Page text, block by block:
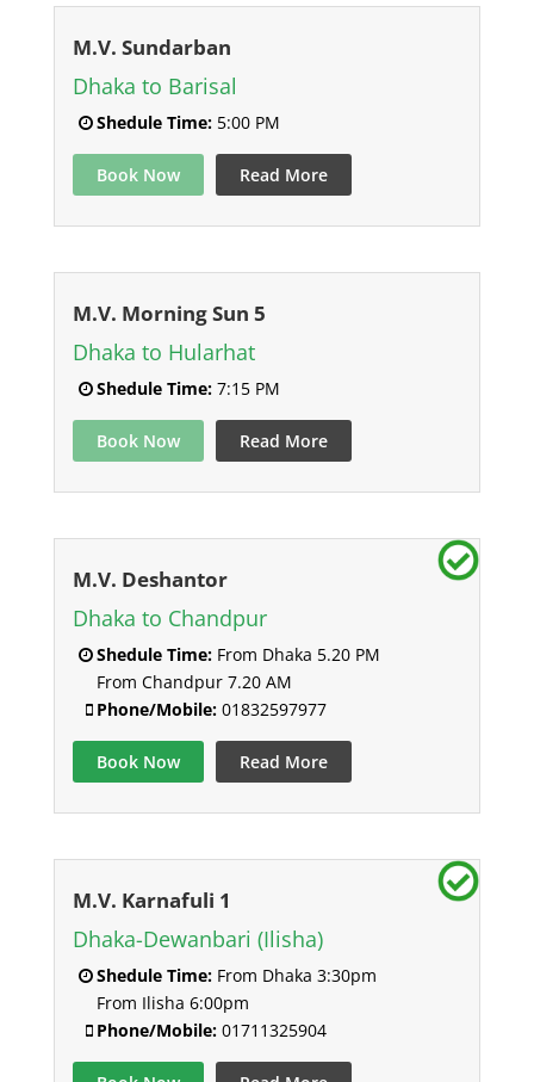
M.V. Sundarban
Dhaka to Barisal
Shedule Time:5:00 PM
Book Now Read More
M.V. Morning Sun 5
Dhaka to Hularhat
Shedule Time:7:15 PM
Book Now Read More
M.V. Deshantor
Dhaka to Chandpur
Shedule Time:From Dhaka 5.20 PM
From Chandpur 7.20 AM
Phone/Mobile:01832597977
Book Now Read More
M.V. Karnafuli 1
Dhaka-Dewanbari (Ilisha)
Shedule Time:From Dhaka 3:30pm
From Ilisha 6:00pm
Phone/Mobile:01711325904